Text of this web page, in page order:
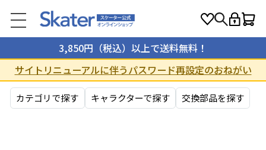
3,850円（税込）以上で送料無料！
サイトリニューアルに伴うパスワード再設定のおねがい
カテゴリで探す キャラクターで探す 交換部品を探す